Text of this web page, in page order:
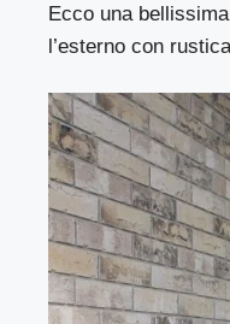
Ecco una bellissima
l’esterno con